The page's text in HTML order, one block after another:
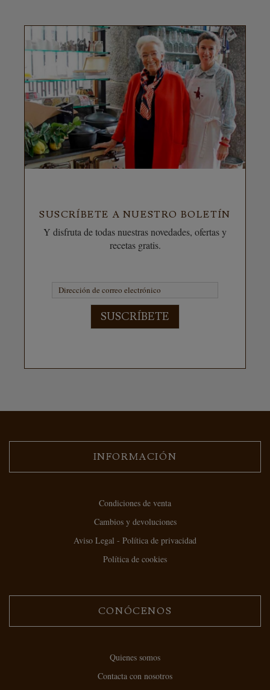
SUSCRÍBETE A NUESTRO BOLETÍN
Y disfruta de todas nuestras novedades, ofertas y
recetas gratis.
SUSCRÍBETE
INFORMACIÓN
Condiciones de venta
Cambios y devoluciones
Aviso Legal - Política de privacidad
Política de cookies
CONÓCENOS
Quienes somos
Contacta con nosotros